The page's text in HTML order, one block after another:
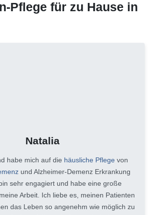
Pflege für zu Hause in
Natalia
habe mich auf die häusliche Pflege von
und Alzheimer-Demenz Erkrankung
sehr engagiert und habe eine große
Arbeit. Ich liebe es, meinen Patienten
das Leben so angenehm wie möglich zu